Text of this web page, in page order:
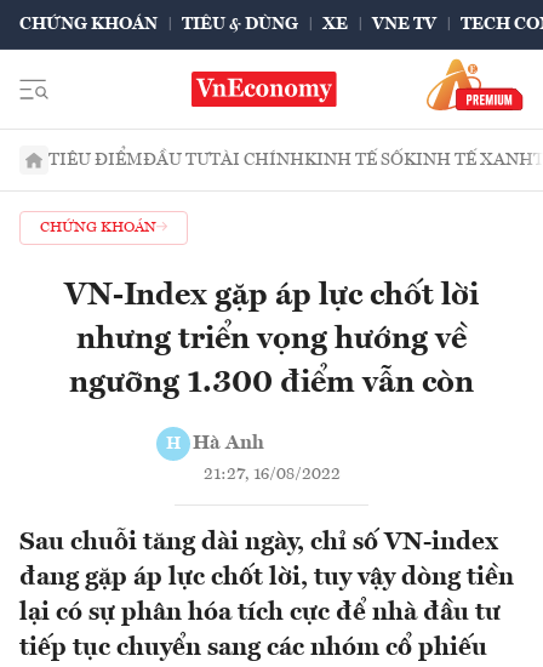
CHỨNG KHOÁN TIÊU & DÙNG XE VNE TV TECH
TIÊU ĐIỂMĐẦU TƯTÀI CHÍNHKINH TẾ SỐKINH TẾ XANH
CHỨNG KHOÁN
VN-Index gặp áp lực chốt lời
nhưng triển vọng hướng về
ngưỡng 1.300 điểm vẫn còn
H Hà Anh
21:27, 16/08/2022
Sau chuỗi tăng dài ngày, chỉ số VN-index
đang gặp áp lực chốt lời, tuy vậy dòng tiền
lại có sự phân hóa tích cực để nhà đầu tư
tiếp tục chuyển sang các nhóm cổ phiếu